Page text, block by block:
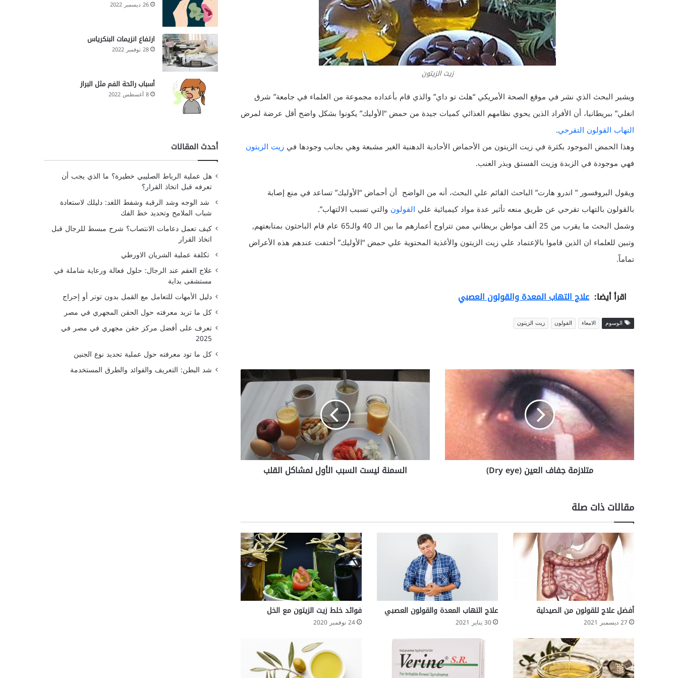
زيت الزيتون
ويشير البحث الذي نشر في موقع الصحة الأمريكي “هلث تو داي” والذي قام بأعداده مجموعة من العلماء في جامعة” شرق
انغلي” ببريطانيا، أن الأفراد الذين يحوي نظامهم الغذائي كميات جيدة من حمض “الأوليك” يكونوا بشكل واضح أقل عرضة لمرض
التهاب القولون التقرحي.
وهذا الحمض الموجود بكثرة في زيت الزيتون من الأحماض الأحادية الدهنية الغير مشبعة وهي بجانب وجودها في زيت الزيتون
فهي موجودة في الزبدة وزيت الفستق وبذر العنب.
ويقول البروفسور ” اندرو هارت” الباحث القائم علي البحث، أنه من الواضح أن أحماض “الأوليك” تساعد في منع إصابة
بالقولون بالتهاب تقرحي عن طريق منعه تأثير عدة مواد كيميائية علي القولون والتي تسبب الالتهاب”.
وشمل البحث ما يقرب من 25 ألف مواطن بريطاني ممن تتراوح أعمارهم ما بين الـ 40 والـ65 عام قام الباحثون بمتابعتهم,
وتبين للعلماء ان الذين قاموا بالإعتماد علي زيت الزيتون والأغذية المحتوية علي حمض “الأوليك” أختفت عندهم هذه الأعراض
تماماً.
اقرأ أيضا: علاج التهاب المعدة والقولون العصبي
الوسوم الامعاء القولون زيت الزيتون
م
ت
ل
ز
ج
ف
ع
ي
ن
e
)
متلازمة جفاف العين (Dry eye)
ا
ل
س
ب
ا
ل
أ
و
ل
ل
م
ش
ل
ا
ل
ق
السمنة ليست السبب الأول لمشاكل القلب
مقالات ذات صلة
أفضل علاج للقولون من الصيدلية
27 ديسمبر 2021
علاج التهاب المعدة والقولون العصبي
30 يناير 2021
فوائد خلط زيت الزيتون مع الخل
24 نوفمبر 2020
26 ديسمبر 2022
ارتفاع انزيمات البنكرياس
28 نوفمبر 2022
أسباب رائحة الفم مثل البراز
8 أغسطس 2022
أحدث المقالات
هل عملية الرباط الصليبي خطيرة؟ ما الذي يجب أن
تعرفه قبل اتخاذ القرار؟
شد الوجه وشد الرقبة وشفط اللغد: دليلك لاستعادة
شباب الملامح وتحديد خط الفك
كيف تعمل دعامات الانتصاب؟ شرح مبسط للرجال قبل
اتخاذ القرار
تكلفة عملية الشريان الاورطي
علاج العقم عند الرجال: حلول فعالة ورعاية شاملة في
مستشفى بداية
دليل الأمهات للتعامل مع القمل بدون توتر أو إحراج
كل ما تريد معرفته حول الحقن المجهري في مصر
تعرف على أفضل مركز حقن مجهري في مصر في
2025
كل ما تود معرفته حول عملية تحديد نوع الجنين
شد البطن: التعريف والفوائد والطرق المستخدمة